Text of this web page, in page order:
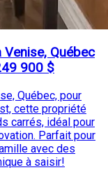
Québec
900 $
Québec, pour
cette propriété
carrés, idéal pour
Parfait pour
avec des
à saisir!